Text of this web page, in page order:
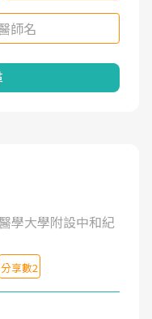
學大學附設中和紀
分享數2